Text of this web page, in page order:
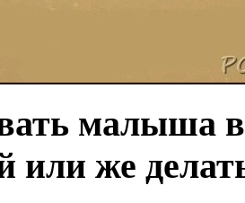
малыша в
или же